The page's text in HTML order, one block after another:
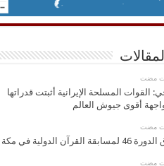
القوات المسلحة الإيرانية أثبتت قدراتها
أقوى جيوش العالم
القرآن الدولية في مكة